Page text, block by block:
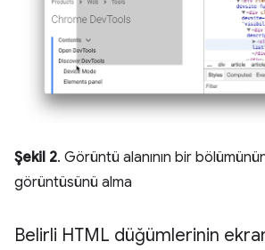
Şekil 2. Görüntü alanının bir
görüntüsünü alma
Belirli HTML düğümlerinin